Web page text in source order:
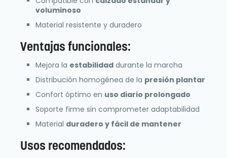
voluminoso
Material resistente y duradero
Ventajas funcionales:
Mejora la estabilidad durante la marcha
Distribución homogénea de la presión plantar
Confort óptimo en uso diario prolongado
Soporte firme sin comprometer adaptabilidad
Material duradero y fácil de mantener
Usos recomendados: